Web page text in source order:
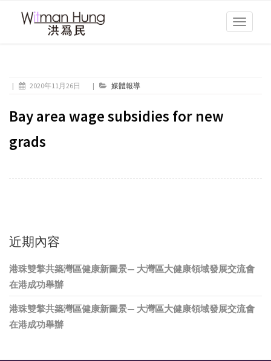
Toggle
| 2020年11月26日 | 媒體報導
Bay area wage subsidies for new
grads
近期內容
港珠雙擎共築灣區健康新圖景— 大灣區大健康領域發展交流會
在港成功舉辦
港珠雙擎共築灣區健康新圖景— 大灣區大健康領域發展交流會
在港成功舉辦